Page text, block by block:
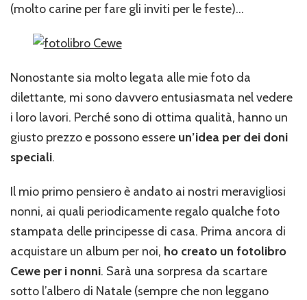
(molto carine per fare gli inviti per le feste)…
Nonostante sia molto legata alle mie foto da
dilettante, mi sono davvero entusiasmata nel vedere
i loro lavori. Perché sono di ottima qualità, hanno un
giusto prezzo e possono essere un’idea per dei doni
speciali.
Il mio primo pensiero è andato ai nostri meravigliosi
nonni, ai quali periodicamente regalo qualche foto
stampata delle principesse di casa. Prima ancora di
acquistare un album per noi, ho creato un fotolibro
Cewe per i nonni. Sarà una sorpresa da scartare
sotto l’albero di Natale (sempre che non leggano